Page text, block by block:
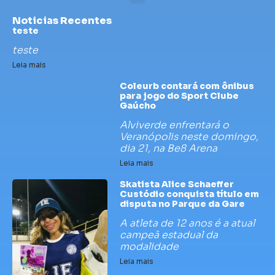
Noticias Recentes
teste
teste
Leia mais
Coleurb contará com ônibus
para jogo do Sport Clube
Gaúcho
Alviverde enfrentará o
Veranópolis neste domingo,
dia 21, na Be8 Arena
Leia mais
Skatista Alice Schaeffer
Custódio conquista título em
disputa no Parque da Gare
A atleta de 12 anos é a atual
campeã estadual da
modalidade
Leia mais